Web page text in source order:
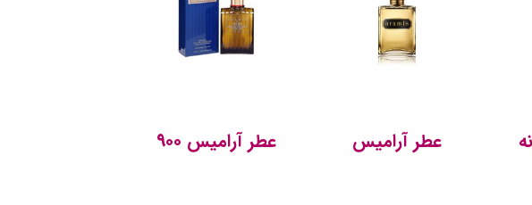
عطر آرامیس عطر آرامیس ۹۰۰